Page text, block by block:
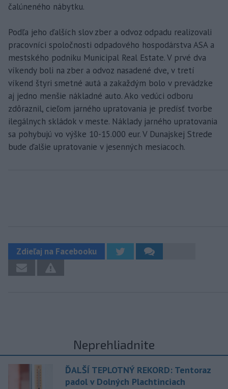
čalúneného nábytku.
Podľa jeho ďalších slov zber a odvoz odpadu realizovali
pracovníci spoločnosti odpadového hospodárstva ASA a
mestského podniku Municipal Real Estate. V prvé dva
víkendy boli na zber a odvoz nasadené dve, v tretí
víkend štyri smetné autá a zakaždým bolo v prevádzke
aj jedno menšie nákladné auto. Ako vedúci odboru
zdôraznil, cieľom jarného upratovania je predísť tvorbe
ilegálnych skládok v meste. Náklady jarného upratovania
sa pohybujú vo výške 10-15.000 eur. V Dunajskej Strede
bude ďalšie upratovanie v jesenných mesiacoch.
Zdieľaj na Facebooku
Neprehliadnite
ĎALŠÍ TEPLOTNÝ REKORD: Tentoraz
padol v Dolných Plachtinciach